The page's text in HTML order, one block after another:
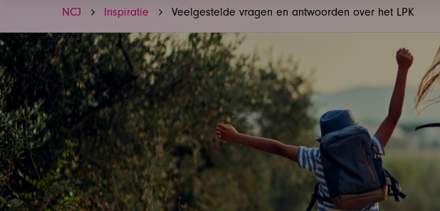
NCJ Inspiratie Veelgestelde vragen en antwoorden over het LPK